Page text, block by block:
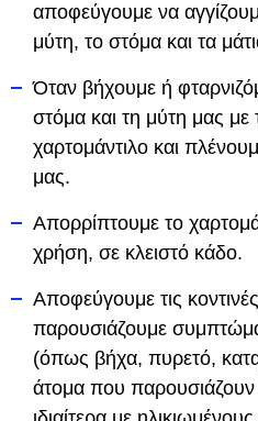
αποφεύγουμε να
μύτη, το στόμα και τα
Όταν βήχουμε ή
στόμα και τη μύτη μας
χαρτομάντιλο και
μας.
Απορρίπτουμε το
χρήση, σε κλειστό κάδο.
Αποφεύγουμε τις
παρουσιάζουμε
(όπως βήχα, πυρετό,
άτομα που